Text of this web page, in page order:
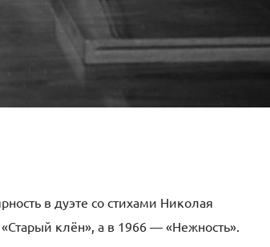
в дуэте со стихами Николая
клён», а в 1966 — «Нежность».